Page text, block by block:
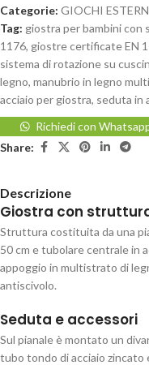
Categorie: GIOCHI
Tag: giostra per bambini con
1176, giostre certificate EN
sistema di rotazione su
legno, manubrio in legno
acciaio per giostra, seduta in
Richiedi con
Share:
Descrizione
Giostra con
Struttura costituita da una
50 cm e tubolare centrale in
appoggio in multistrato di
antiscivolo.
Seduta e accessori
Sul pianale è montato un
tubo tondo di acciaio zincato